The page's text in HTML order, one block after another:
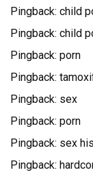
Pingback: child
Pingback: child
Pingback: porn
Pingback:
Pingback: sex
Pingback: porn
Pingback: sex
Pingback: